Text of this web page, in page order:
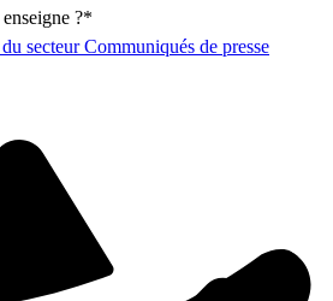
secteurCommuniqués de presse
?*